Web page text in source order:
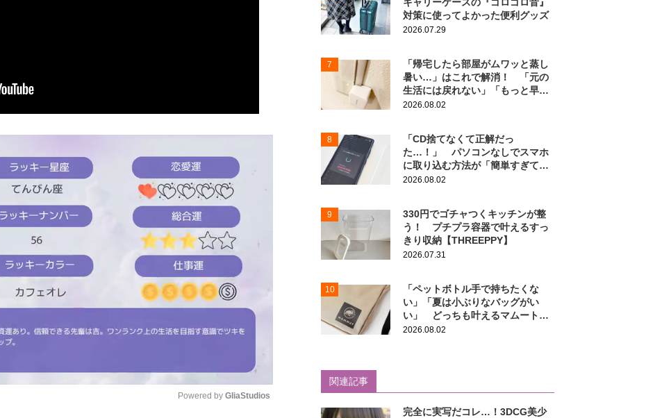
Powered by GliaStudios
対策に使ってよかった便利グッズ
2026.07.29
7
「帰宅したら部屋がムワッと蒸し
暑い…」はこれで解消！ 「元の
生活には戻れない」「もっと早く
知りたかった」
2026.08.02
8
「CD捨てなくて正解だっ
た…！」 パソコンなしでスマホ
に取り込む方法が「簡単すぎて拍
子抜け」「この曲聴きたかった
2026.08.02
9
330円でゴチャつくキッチンが整
う！ プチプラ容器で叶えるすっ
きり収納【THREEPPY】
2026.07.31
10
「ペットボトル手で持ちたくな
い」「夏は小ぶりなバッグがい
い」 どっちも叶えるマムートの
ポーチがこちら！
2026.08.02
関連記事
完全に実写だコレ…！3DCG美少